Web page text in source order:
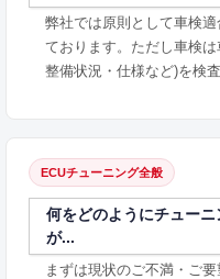
弊社では原則として車検
ております。ただし車検
整備状況・仕様など)を検
ECUチューニング全般
何をどのようにチュー
が...
まずは現状のご不満・ご